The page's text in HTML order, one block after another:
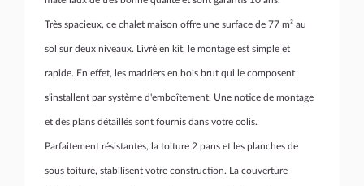
Très spacieux, ce chalet maison offre une surface de 77 m² au
sol sur deux niveaux. Livré en kit, le montage est simple et
rapide. En effet, les madriers en bois brut qui le composent
s'installent par système d'emboîtement. Une notice de montage
et des plans détaillés sont fournis dans votre colis.
Parfaitement résistantes, la toiture 2 pans et les planches de
sous toiture, stabilisent votre construction. La couverture